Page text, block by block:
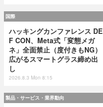
国際
ハッキングカンファレンス DE
F CON、Meta式「変態メガ
ネ」全面禁止（度付きもNG）
広がるスマートグラス締め出
し
2026.8.3 Mon 8:15
製品・サービス・業界動向